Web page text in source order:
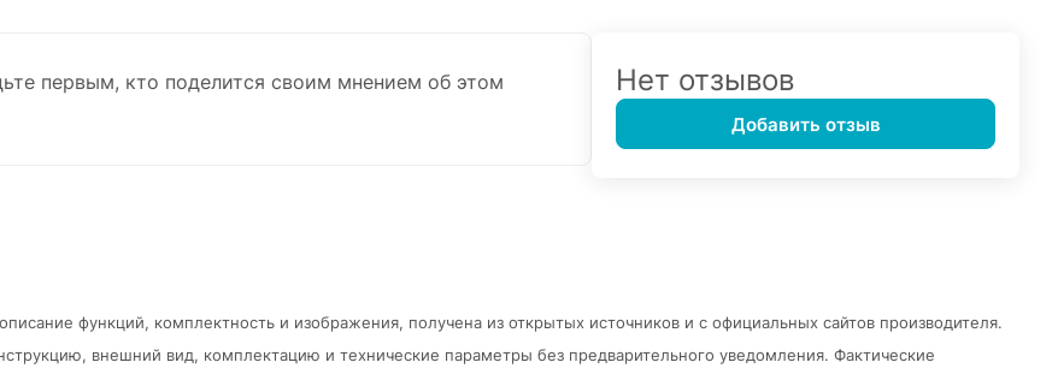
первым, кто поделится своим мнением об этом
Нет отзывов
Добавить отзыв
функций, комплектность и изображения, получена из открытых источников и с официальных сайтов производителя.
внешний вид, комплектацию и технические параметры без предварительного уведомления. Фактические